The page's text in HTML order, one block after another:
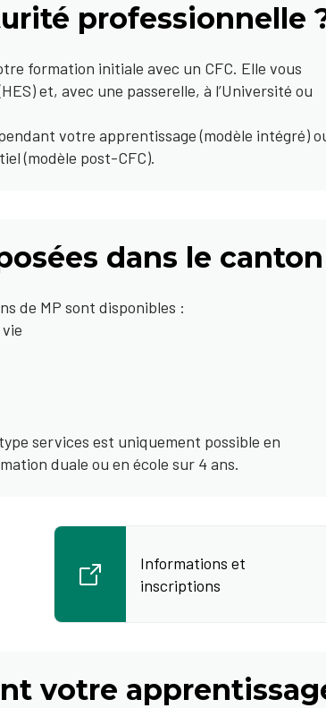
professionnelle
formation initiale avec un CFC. Elle vous
et, avec une passerelle, à l’Université ou
votre apprentissage (modèle intégré)
(modèle post-CFC).
dans le canton
de MP sont disponibles :
services est uniquement possible en
duale ou en école sur 4 ans.
Informations et
inscriptions
votre